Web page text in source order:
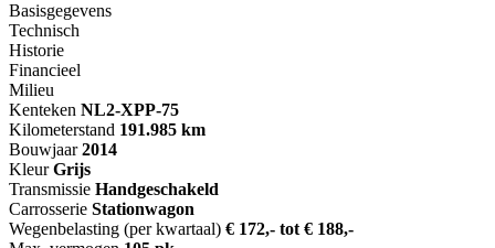
Basisgegevens
Technisch
Historie
Financieel
Milieu
Kenteken NL2-XPP-75
Kilometerstand 191.985 km
Bouwjaar 2014
Kleur Grijs
Transmissie Handgeschakeld
Carrosserie Stationwagon
Wegenbelasting (per kwartaal) € 172,- tot € 188,-